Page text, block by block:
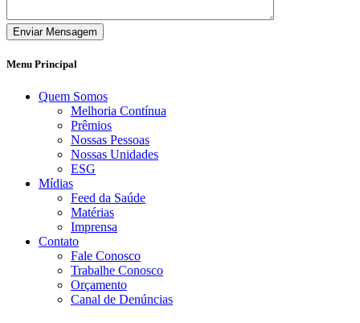
Enviar Mensagem
Menu Principal
Quem Somos
Melhoria Contínua
Prêmios
Nossas Pessoas
Nossas Unidades
ESG
Mídias
Feed da Saúde
Matérias
Imprensa
Contato
Fale Conosco
Trabalhe Conosco
Orçamento
Canal de Denúncias